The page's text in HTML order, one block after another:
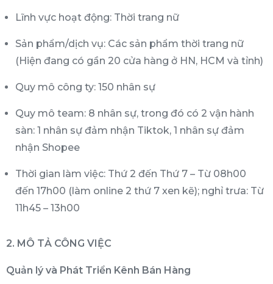
Lĩnh vực hoạt động: Thời trang nữ
Sản phẩm/dịch vụ: Các sản phẩm thời trang nữ
(Hiện đang có gần 20 cửa hàng ở HN, HCM và tỉnh)
Quy mô công ty: 150 nhân sự
Quy mô team: 8 nhân sự, trong đó có 2 vận hành
sàn: 1 nhân sự đảm nhận Tiktok, 1 nhân sự đảm
nhận Shopee
Thời gian làm việc: Thứ 2 đến Thứ 7 – Từ 08h00
đến 17h00 (làm online 2 thứ 7 xen kẽ); nghỉ trưa: Từ
11h45 – 13h00
2. MÔ TẢ CÔNG VIỆC
Quản lý và Phát Triển Kênh Bán Hàng